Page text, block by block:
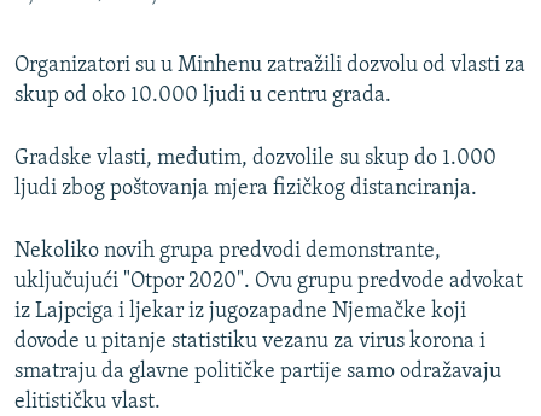
Organizatori su u Minhenu zatražili dozvolu od vlasti za
skup od oko 10.000 ljudi u centru grada.
Gradske vlasti, međutim, dozvolile su skup do 1.000
ljudi zbog poštovanja mjera fizičkog distanciranja.
Nekoliko novih grupa predvodi demonstrante,
uključujući "Otpor 2020". Ovu grupu predvode advokat
iz Lajpciga i ljekar iz jugozapadne Njemačke koji
dovode u pitanje statistiku vezanu za virus korona i
smatraju da glavne političke partije samo odražavaju
elitističku vlast.